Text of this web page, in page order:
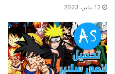
12 يناير، 2023